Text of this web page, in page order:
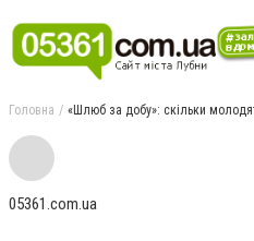
Головна «Шлюб за добу»: скільки
05361.com.ua